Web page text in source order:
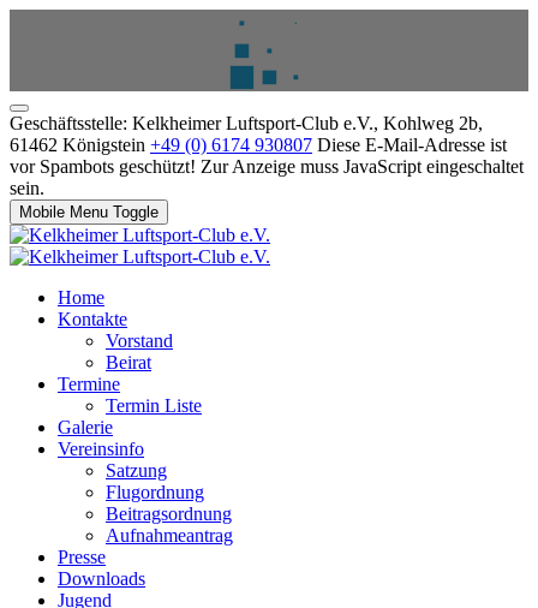
Geschäftsstelle: Kelkheimer Luftsport-Club e.V., Kohlweg 2b,
61462 Königstein +49 (0) 6174 930807 Diese E-Mail-Adresse ist
vor Spambots geschützt! Zur Anzeige muss JavaScript eingeschaltet
sein.
Mobile Menu Toggle
Home
Kontakte
Vorstand
Beirat
Termine
Termin Liste
Galerie
Vereinsinfo
Satzung
Flugordnung
Beitragsordnung
Aufnahmeantrag
Presse
Downloads
Jugend